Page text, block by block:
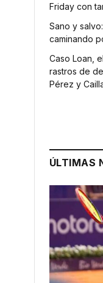
Friday con
Sano y
caminando
Caso Loan,
rastros de
Pérez y
ÚLTIMAS